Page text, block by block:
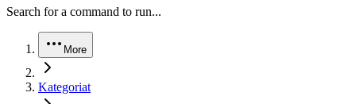
Search for a command to run...
More
Kategoriat